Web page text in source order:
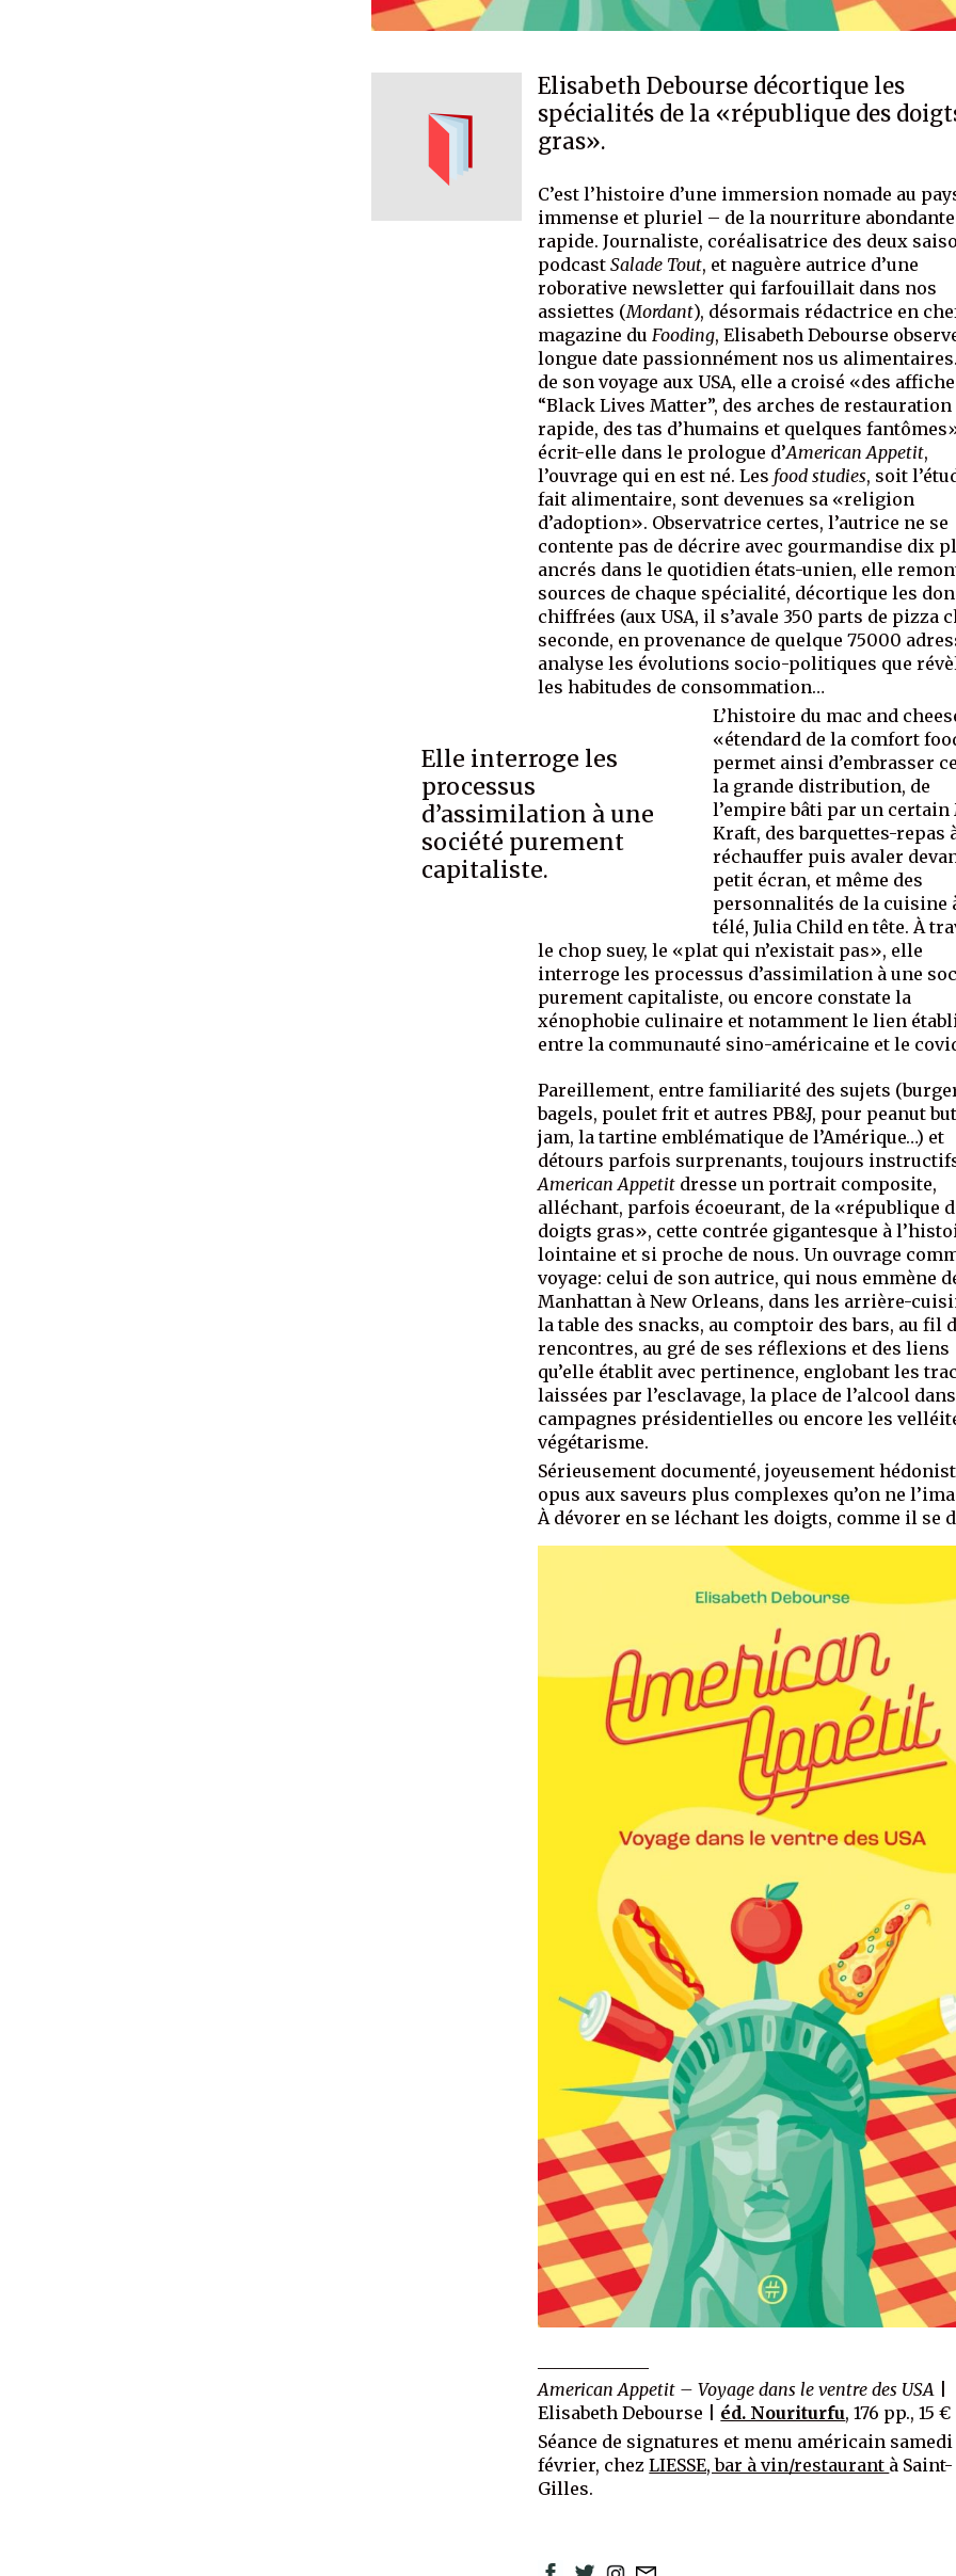
Elisabeth Debourse décortique les
spécialités de la «république des
gras».
C’est l’histoire d’une immersion nomade au
immense et pluriel – de la nourriture
rapide. Journaliste, coréalisatrice des deux
podcastSalade Tout, et naguère autrice d’une
roborative newsletter qui farfouillait dans nos
assiettes (Mordant), désormais rédactrice en
magazine du Fooding, Elisabeth Debourse
longue date passionnément nos us
de son voyage aux USA, elle a croisé «des
“Black Lives Matter”, des arches de restauration
rapide, des tas d’humains et quelques
écrit-elle dans le prologue d’American Appetit,
l’ouvrage qui en est né. Les food studies, soit
fait alimentaire, sont devenues sa «religion
d’adoption». Observatrice certes, l’autrice ne se
contente pas de décrire avec gourmandise dix
ancrés dans le quotidien états-unien, elle
sources de chaque spécialité, décortique les
chiffrées (aux USA, il s’avale 350 parts de pizza
seconde, en provenance de quelque 75000
analyse les évolutions socio-politiques que
les habitudes de consommation…
Elle interroge les
processus
d’assimilation à une
société purement
capitaliste.
L’histoire du mac and
«étendard de la comfort
permet ainsi d’embrasser
la grande distribution, de
l’empire bâti par un certain
Kraft, des barquettes-repas
réchauffer puis avaler
petit écran, et même des
personnalités de la cuisine
télé, Julia Child en tête. À
le chop suey, le «plat qui n’existait pas», elle
interroge les processus d’assimilation à une
purement capitaliste, ou encore constate la
xénophobie culinaire et notamment le lien
entre la communauté sino-américaine et le
Pareillement, entre familiarité des sujets
bagels, poulet frit et autres PB&J, pour peanut
jam, la tartine emblématique de l’Amérique…) et
détours parfois surprenants, toujours
American Appetit dresse un portrait composite,
alléchant, parfois écoeurant, de la «république
doigts gras», cette contrée gigantesque à
lointaine et si proche de nous. Un ouvrage
voyage: celui de son autrice, qui nous emmène
Manhattan à New Orleans, dans les arrière-
la table des snacks, au comptoir des bars, au fil
rencontres, au gré de ses réflexions et des liens
qu’elle établit avec pertinence, englobant les
laissées par l’esclavage, la place de l’alcool
campagnes présidentielles ou encore les
végétarisme.
Sérieusement documenté, joyeusement
opus aux saveurs plus complexes qu’on ne
À dévorer en se léchant les doigts, comme il se
American Appetit – Voyage dans le ventre des USA
Elisabeth Debourse | éd. Nouriturfu, 176 pp., 15 €
Séance de signatures et menu américain samedi
février, chezLIESSE, bar à vin/restaurant à Saint-
Gilles.